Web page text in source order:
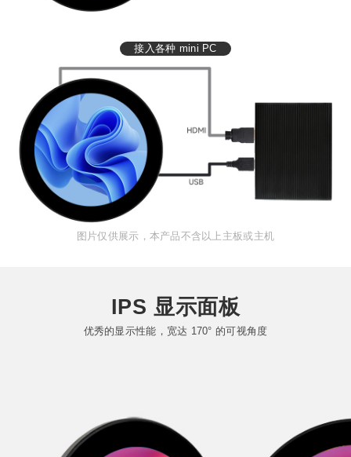
接入各种 mini PC
图片仅供展示，本产品不含以上主板或主机
IPS 显示面板
优秀的显示性能，宽达 170° 的可视角度